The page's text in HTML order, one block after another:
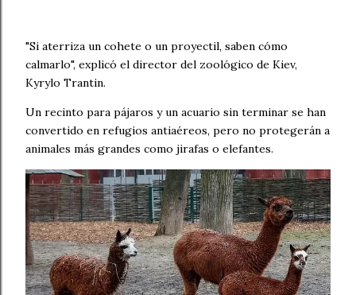
"Si aterriza un cohete o un proyectil, saben cómo
calmarlo", explicó el director del zoológico de Kiev,
Kyrylo Trantin.
Un recinto para pájaros y un acuario sin terminar se han
convertido en refugios antiaéreos, pero no protegerán a
animales más grandes como jirafas o elefantes.